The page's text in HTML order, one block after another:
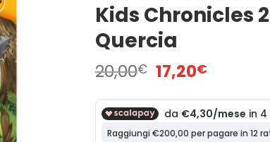
Kids Chronicles
Quercia
20,00€ Il
prezzo
originale
era:
20,00€.
17,20€Il
attuale
è:
17,20€.